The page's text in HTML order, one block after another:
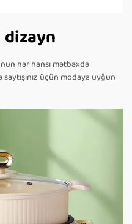
hər hansı mətbəxdə
üçün modaya uyğun